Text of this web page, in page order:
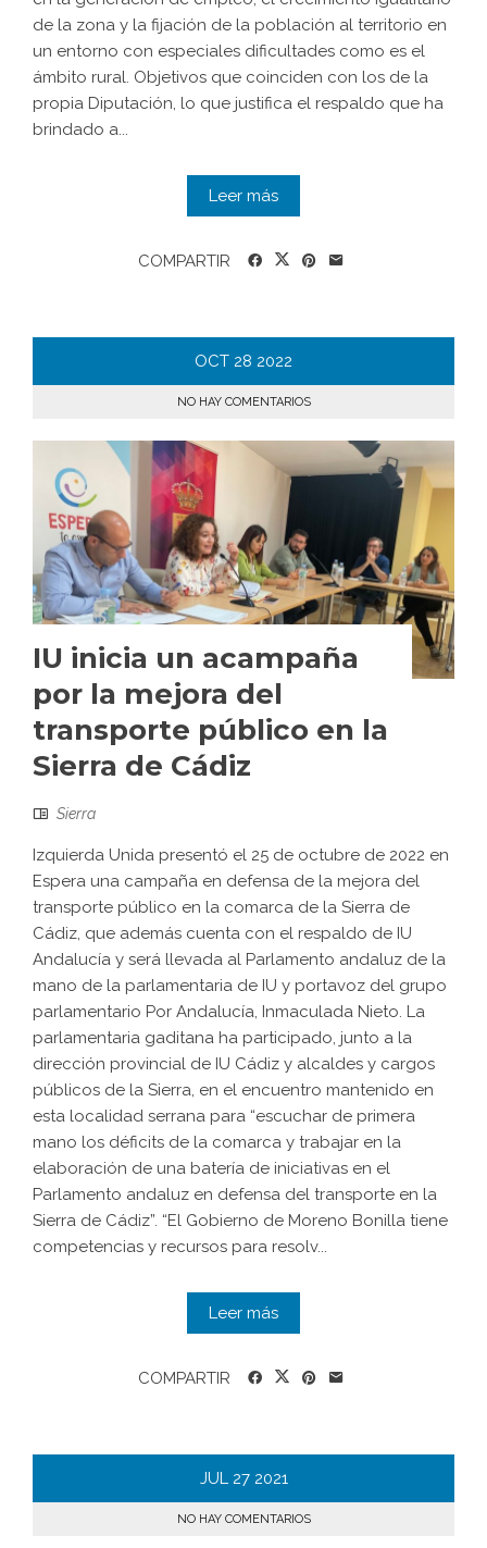
de la zona y la fijación de la población al territorio en
un entorno con especiales dificultades como es el
ámbito rural. Objetivos que coinciden con los de la
propia Diputación, lo que justifica el respaldo que ha
brindado a...
Leer más
COMPARTIR
OCT 28 2022
NO HAY COMENTARIOS
IU inicia un acampaña
por la mejora del
transporte público en la
Sierra de Cádiz
Sierra
Izquierda Unida presentó el 25 de octubre de 2022 en
Espera una campaña en defensa de la mejora del
transporte público en la comarca de la Sierra de
Cádiz, que además cuenta con el respaldo de IU
Andalucía y será llevada al Parlamento andaluz de la
mano de la parlamentaria de IU y portavoz del grupo
parlamentario Por Andalucía, Inmaculada Nieto. La
parlamentaria gaditana ha participado, junto a la
dirección provincial de IU Cádiz y alcaldes y cargos
públicos de la Sierra, en el encuentro mantenido en
esta localidad serrana para “escuchar de primera
mano los déficits de la comarca y trabajar en la
elaboración de una batería de iniciativas en el
Parlamento andaluz en defensa del transporte en la
Sierra de Cádiz”. “El Gobierno de Moreno Bonilla tiene
competencias y recursos para resolv...
Leer más
COMPARTIR
JUL 27 2021
NO HAY COMENTARIOS